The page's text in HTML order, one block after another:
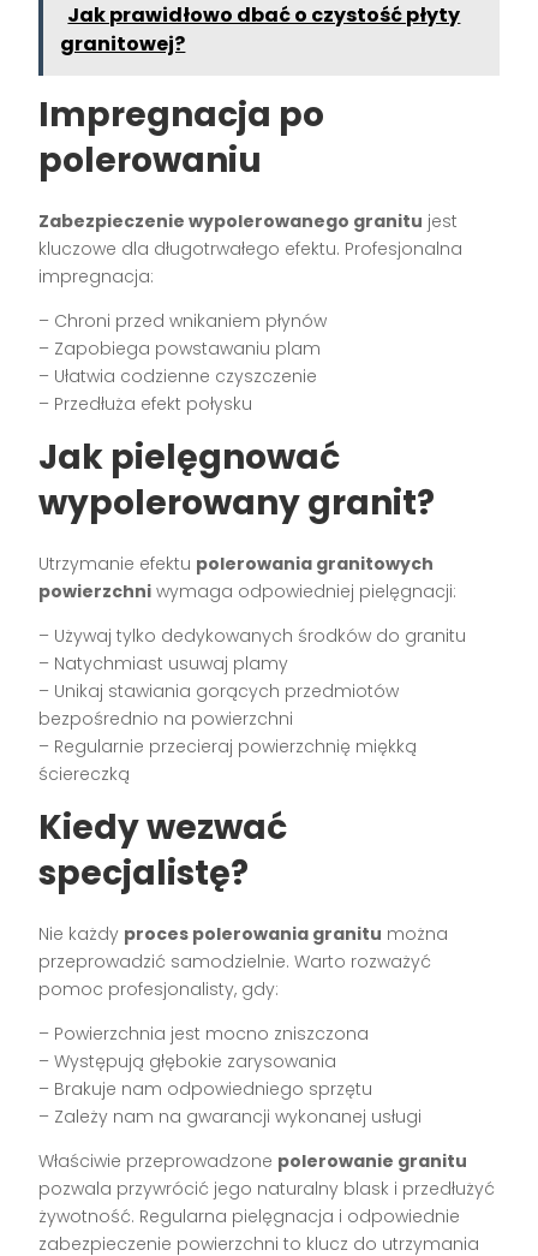
Jak prawidłowo dbać o czystość płyty
granitowej?
Impregnacja po
polerowaniu
Zabezpieczenie wypolerowanego granitu jest
kluczowe dla długotrwałego efektu. Profesjonalna
impregnacja:
– Chroni przed wnikaniem płynów
– Zapobiega powstawaniu plam
– Ułatwia codzienne czyszczenie
– Przedłuża efekt połysku
Jak pielęgnować
wypolerowany granit?
Utrzymanie efektu polerowania granitowych
powierzchni wymaga odpowiedniej pielęgnacji:
– Używaj tylko dedykowanych środków do granitu
– Natychmiast usuwaj plamy
– Unikaj stawiania gorących przedmiotów
bezpośrednio na powierzchni
– Regularnie przecieraj powierzchnię miękką
ściereczką
Kiedy wezwać
specjalistę?
Nie każdy proces polerowania granitu można
przeprowadzić samodzielnie. Warto rozważyć
pomoc profesjonalisty, gdy:
– Powierzchnia jest mocno zniszczona
– Występują głębokie zarysowania
– Brakuje nam odpowiedniego sprzętu
– Zależy nam na gwarancji wykonanej usługi
Właściwie przeprowadzone polerowanie granitu
pozwala przywrócić jego naturalny blask i przedłużyć
żywotność. Regularna pielęgnacja i odpowiednie
zabezpieczenie powierzchni to klucz do utrzymania